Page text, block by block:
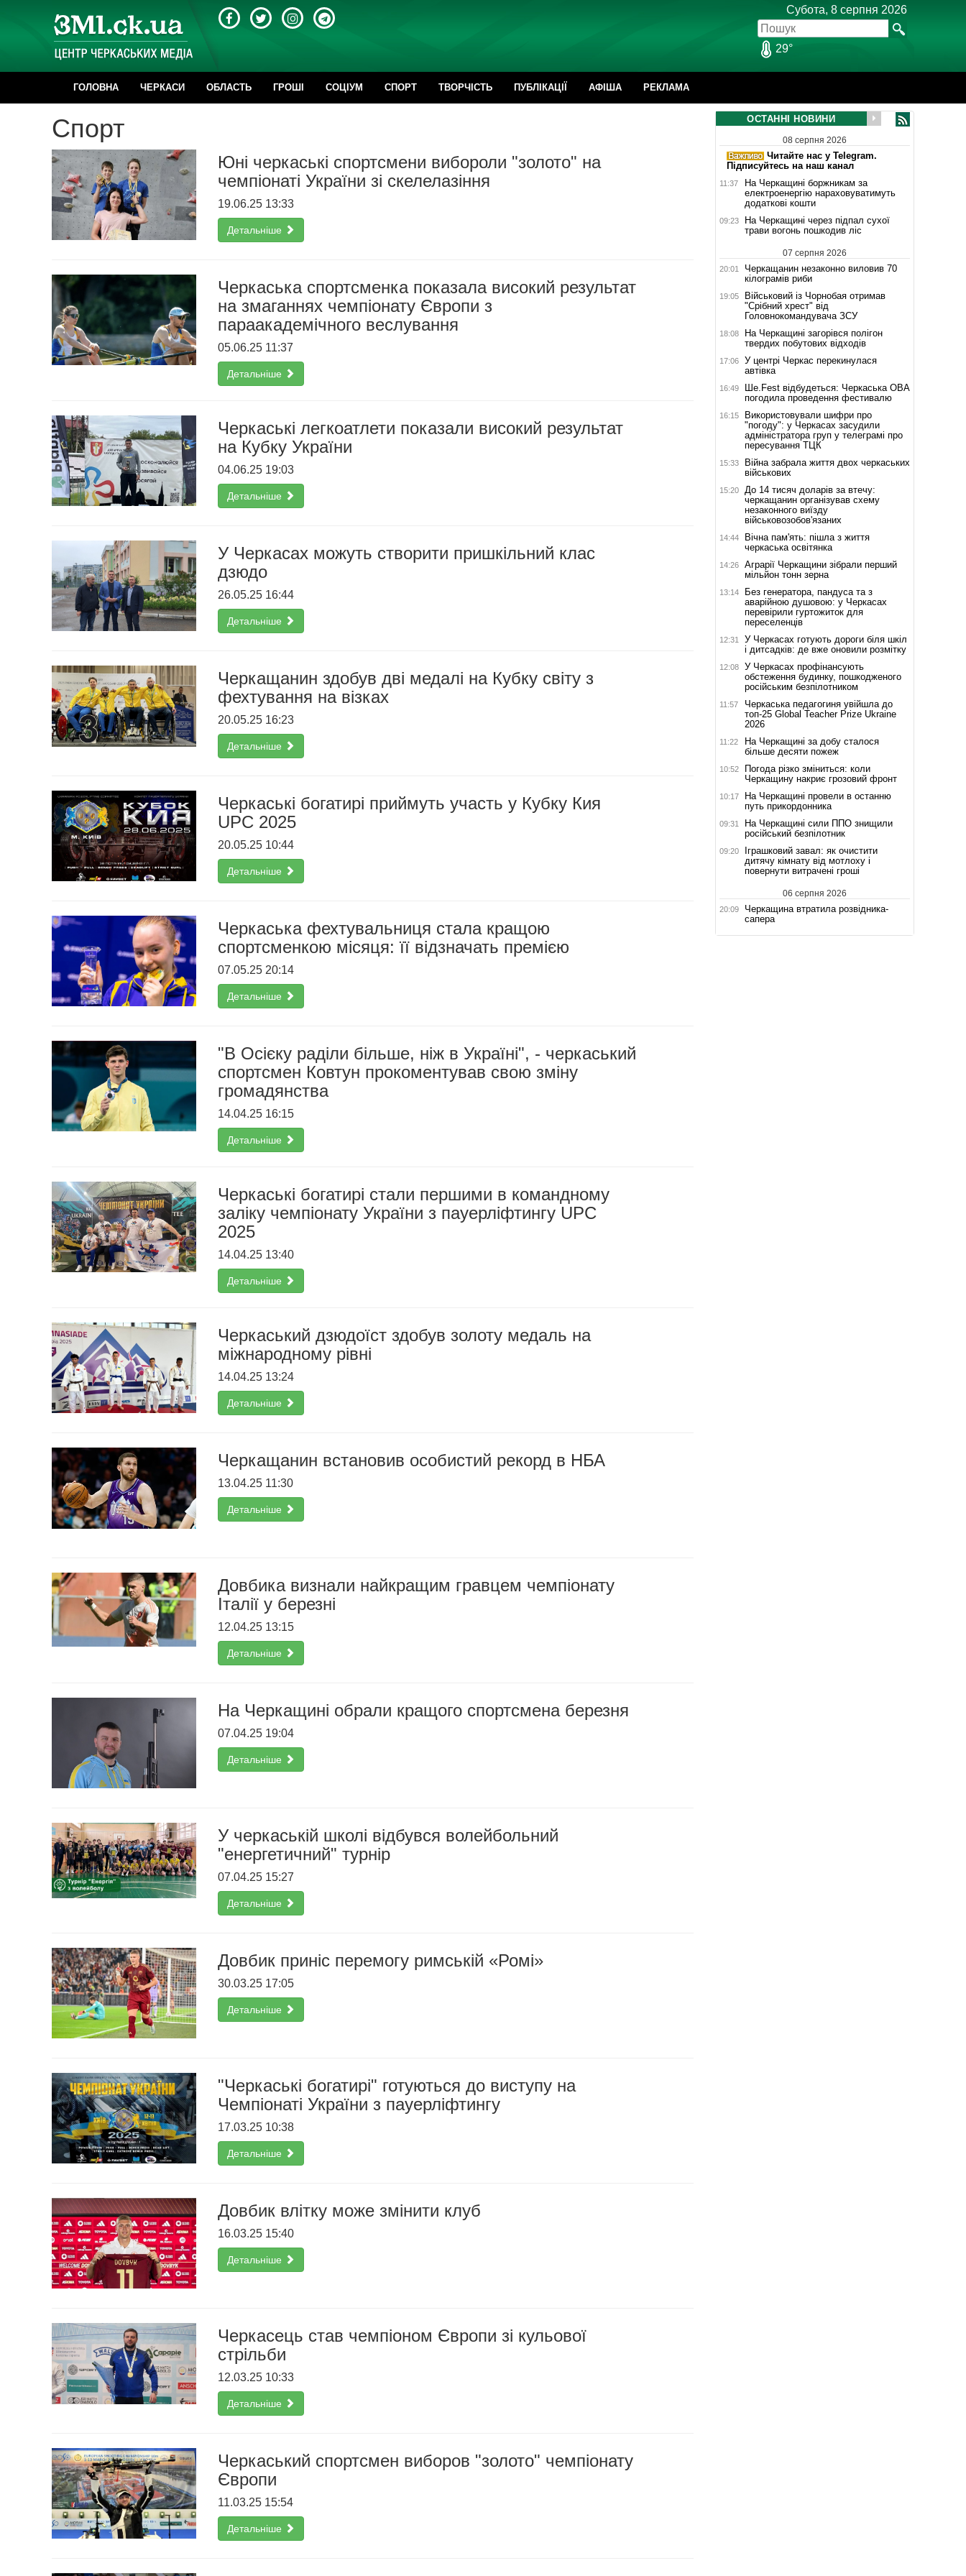
Субота, 8 серпня 2026
29°
ГОЛОВНА ЧЕРКАСИ ОБЛАСТЬ ГРОШІ CОЦІУМ СПОРТ ТВОРЧІСТЬ ПУБЛІКАЦІЇ АФІША РЕКЛАМА
Cпорт
Юні черкаські спортсмени вибороли "золото" на
чемпіонаті України зі скелелазіння
19.06.25 13:33
Детальніше
Черкаська спортсменка показала високий результат
на змаганнях чемпіонату Європи з
параакадемічного веслування
05.06.25 11:37
Детальніше
Черкаські легкоатлети показали високий результат
на Кубку України
04.06.25 19:03
Детальніше
У Черкасах можуть створити пришкільний клас
дзюдо
26.05.25 16:44
Детальніше
Черкащанин здобув дві медалі на Кубку світу з
фехтування на візках
20.05.25 16:23
Детальніше
Черкаські богатирі приймуть участь у Кубку Кия
UPC 2025
20.05.25 10:44
Детальніше
Черкаська фехтувальниця стала кращою
спортсменкою місяця: її відзначать премією
07.05.25 20:14
Детальніше
"В Осієку раділи більше, ніж в Україні", - черкаський
спортсмен Ковтун прокоментував свою зміну
громадянства
14.04.25 16:15
Детальніше
Черкаські богатирі стали першими в командному
заліку чемпіонату України з пауерліфтингу UPC
2025
14.04.25 13:40
Детальніше
Черкаський дзюдоїст здобув золоту медаль на
міжнародному рівні
14.04.25 13:24
Детальніше
Черкащанин встановив особистий рекорд в НБА
13.04.25 11:30
Детальніше
Довбика визнали найкращим гравцем чемпіонату
Італії у березні
12.04.25 13:15
Детальніше
На Черкащині обрали кращого спортсмена березня
07.04.25 19:04
Детальніше
У черкаській школі відбувся волейбольний
"енергетичний" турнір
07.04.25 15:27
Детальніше
Довбик приніс перемогу римській «Ромі»
30.03.25 17:05
Детальніше
"Черкаські богатирі" готуються до виступу на
Чемпіонаті України з пауерліфтингу
17.03.25 10:38
Детальніше
Довбик влітку може змінити клуб
16.03.25 15:40
Детальніше
Черкасець cтав чемпіоном Європи зі кульової
стрільби
12.03.25 10:33
Детальніше
Черкаський спортсмен виборов "золото" чемпіонату
Європи
11.03.25 15:54
Детальніше
ОСТАННІ НОВИНИ
08 серпня 2026
Читайте нас у Telegram.
Підписуйтесь на наш канал
11:37
На Черкащині боржникам за
електроенергію нараховуватимуть
додаткові кошти
09:23
На Черкащині через підпал сухої
трави вогонь пошкодив ліс
07 серпня 2026
20:01
Черкащанин незаконно виловив 70
кілограмів риби
19:05
Військовий із Чорнобая отримав
"Срібний хрест" від
Головнокомандувача ЗСУ
18:08
На Черкащині загорівся полігон
твердих побутових відходів
17:06
У центрі Черкас перекинулася
автівка
16:49
Ше.Fest відбудеться: Черкаська ОВА
погодила проведення фестивалю
16:15
Використовували шифри про
"погоду": у Черкасах засудили
адміністратора груп у телеграмі про
пересування ТЦК
15:33
Війна забрала життя двох черкаських
військових
15:20
До 14 тисяч доларів за втечу:
черкащанин організував схему
незаконного виїзду
військовозобов'язаних
14:44
Вічна пам'ять: пішла з життя
черкаська освітянка
14:26
Аграрії Черкащини зібрали перший
мільйон тонн зерна
13:14
Без генератора, пандуса та з
аварійною душовою: у Черкасах
перевірили гуртожиток для
переселенців
12:31
У Черкасах готують дороги біля шкіл
і дитсадків: де вже оновили розмітку
12:08
У Черкасах профінансують
обстеження будинку, пошкодженого
російським безпілотником
11:57
Черкаська педагогиня увійшла до
топ-25 Global Teacher Prize Ukraine
2026
11:22
На Черкащині за добу сталося
більше десяти пожеж
10:52
Погода різко зміниться: коли
Черкащину накриє грозовий фронт
10:17
На Черкащині провели в останню
путь прикордонника
09:31
На Черкащині сили ППО знищили
російський безпілотник
09:20
Іграшковий завал: як очистити
дитячу кімнату від мотлоху і
повернути витрачені гроші
06 серпня 2026
20:09
Черкащина втратила розвідника-
сапера